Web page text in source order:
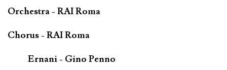
Orchestra - RAI Roma
Chorus - RAI Roma
Ernani - Gino Penno